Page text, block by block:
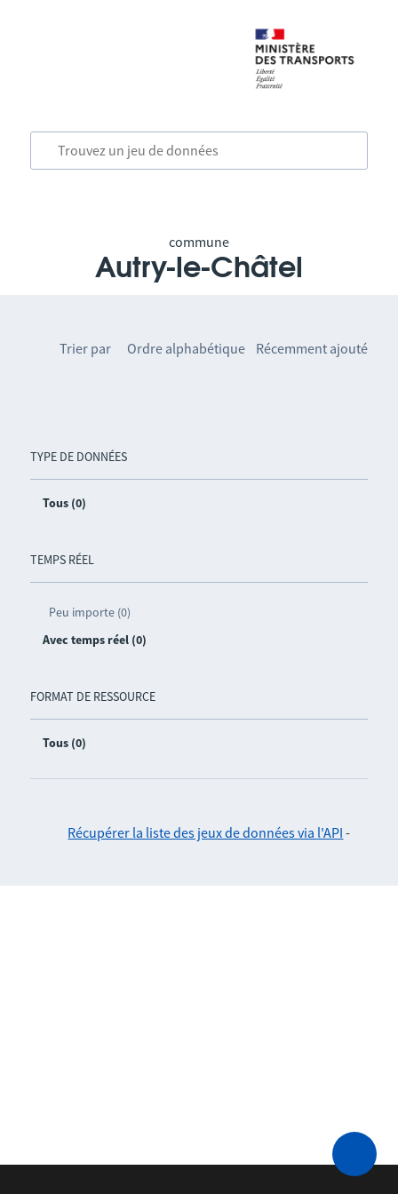
commune
Autry-le-Châtel
TYPE DE DONNÉES
Tous (0)
TEMPS RÉEL
Peu importe (0)
Avec temps réel (0)
FORMAT DE RESSOURCE
Tous (0)
Trier par Ordre alphabétique Récemment ajouté
Récupérer la liste des jeux de données via l'API -